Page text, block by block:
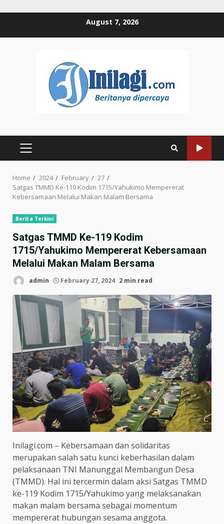
August 7, 2026
PRIMARY
Home 2024 February
27
Satgas TMMD Ke-119 Kodim 1715/Yahukimo Mempererat
Kebersamaan Melalui Makan Malam Bersama
Berita Terkini
Satgas TMMD Ke-119 Kodim
1715/Yahukimo Mempererat Kebersamaan
Melalui Makan Malam Bersama
admin February 27, 2024 2 min read
Inilagi.com – Kebersamaan dan solidaritas
merupakan salah satu kunci keberhasilan dalam
pelaksanaan TNI Manunggal Membangun Desa
(TMMD). Hal ini tercermin dalam aksi Satgas TMMD
ke-119 Kodim 1715/Yahukimo yang melaksanakan
makan malam bersama sebagai momentum
mempererat hubungan sesama anggota.